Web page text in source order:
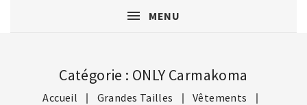
MENU
Catégorie : ONLY Carmakoma
Accueil Grandes Tailles
Vêtements